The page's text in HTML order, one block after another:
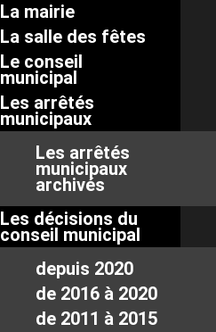
La mairie
La salle des fêtes
Le conseil
municipal
Les arrêtés
municipaux
Les arrêtés
municipaux
archivés
Les décisions du
conseil municipal
depuis 2020
de 2016 à 2020
de 2011 à 2015